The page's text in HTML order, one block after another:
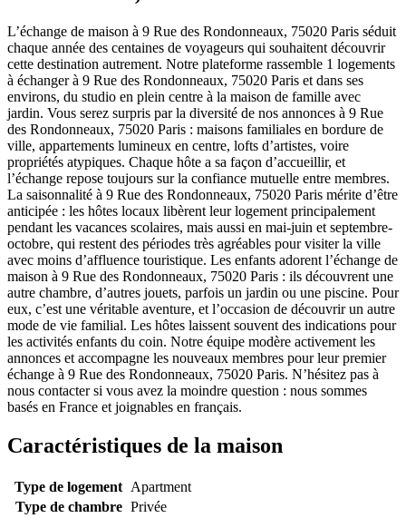
L’échange de maison à 9 Rue des Rondonneaux, 75020 Paris séduit
chaque année des centaines de voyageurs qui souhaitent découvrir
cette destination autrement. Notre plateforme rassemble 1 logements
à échanger à 9 Rue des Rondonneaux, 75020 Paris et dans ses
environs, du studio en plein centre à la maison de famille avec
jardin. Vous serez surpris par la diversité de nos annonces à 9 Rue
des Rondonneaux, 75020 Paris : maisons familiales en bordure de
ville, appartements lumineux en centre, lofts d’artistes, voire
propriétés atypiques. Chaque hôte a sa façon d’accueillir, et
l’échange repose toujours sur la confiance mutuelle entre membres.
La saisonnalité à 9 Rue des Rondonneaux, 75020 Paris mérite d’être
anticipée : les hôtes locaux libèrent leur logement principalement
pendant les vacances scolaires, mais aussi en mai-juin et septembre-
octobre, qui restent des périodes très agréables pour visiter la ville
avec moins d’affluence touristique. Les enfants adorent l’échange de
maison à 9 Rue des Rondonneaux, 75020 Paris : ils découvrent une
autre chambre, d’autres jouets, parfois un jardin ou une piscine. Pour
eux, c’est une véritable aventure, et l’occasion de découvrir un autre
mode de vie familial. Les hôtes laissent souvent des indications pour
les activités enfants du coin. Notre équipe modère activement les
annonces et accompagne les nouveaux membres pour leur premier
échange à 9 Rue des Rondonneaux, 75020 Paris. N’hésitez pas à
nous contacter si vous avez la moindre question : nous sommes
basés en France et joignables en français.
Caractéristiques de la maison
Type de logement Apartment
Type de chambre Privée